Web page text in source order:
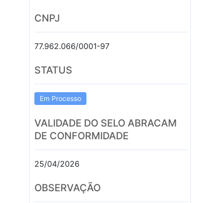
CNPJ
77.962.066/0001-97
STATUS
Em Processo
VALIDADE DO SELO ABRACAM
DE CONFORMIDADE
25/04/2026
OBSERVAÇÃO